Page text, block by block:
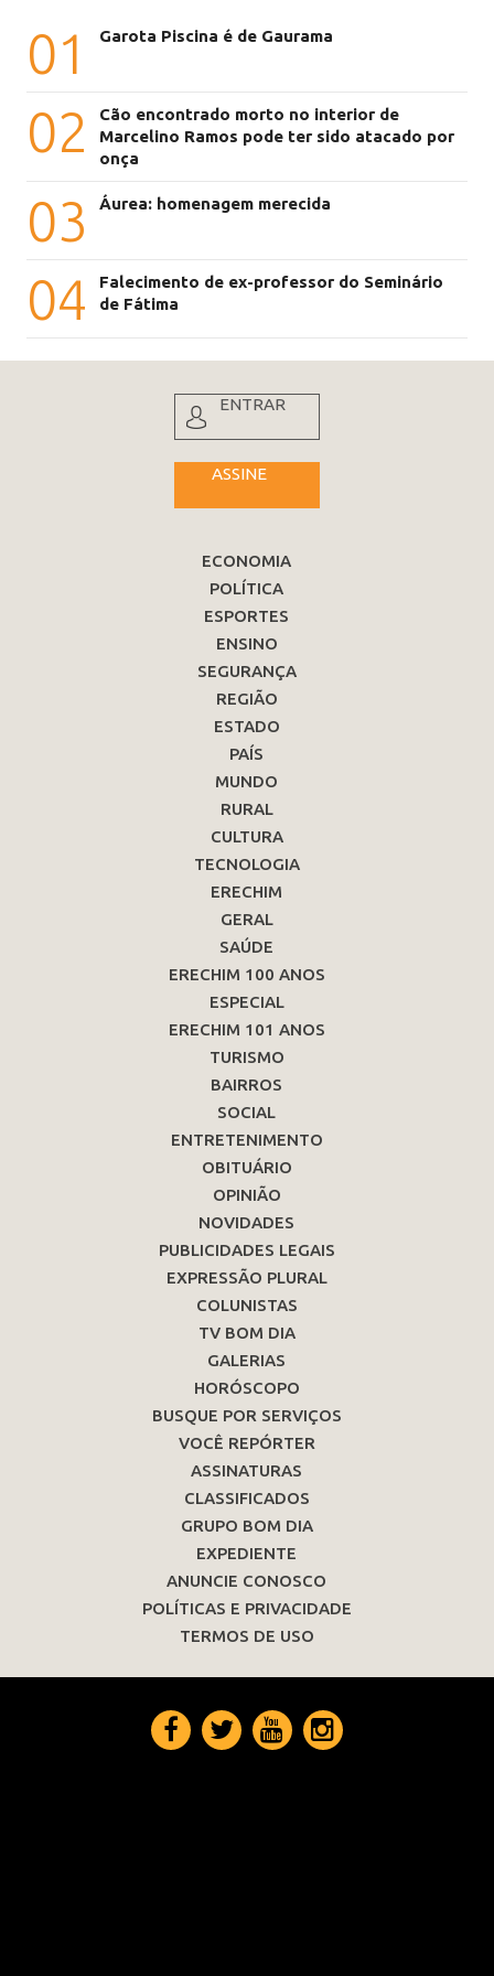
01 Garota Piscina é de Gaurama
02
Cão encontrado morto no interior de
Marcelino Ramos pode ter sido atacado por
onça
03 Áurea: homenagem merecida
04
Falecimento de ex-professor do Seminário
de Fátima
ENTRAR
ASSINE
ECONOMIA
POLÍTICA
ESPORTES
ENSINO
SEGURANÇA
REGIÃO
ESTADO
PAÍS
MUNDO
RURAL
CULTURA
TECNOLOGIA
ERECHIM
GERAL
SAÚDE
ERECHIM 100 ANOS
ESPECIAL
ERECHIM 101 ANOS
TURISMO
BAIRROS
SOCIAL
ENTRETENIMENTO
OBITUÁRIO
OPINIÃO
NOVIDADES
PUBLICIDADES LEGAIS
EXPRESSÃO PLURAL
COLUNISTAS
TV BOM DIA
GALERIAS
HORÓSCOPO
BUSQUE POR SERVIÇOS
VOCÊ REPÓRTER
ASSINATURAS
CLASSIFICADOS
GRUPO BOM DIA
EXPEDIENTE
ANUNCIE CONOSCO
POLÍTICAS E PRIVACIDADE
TERMOS DE USO